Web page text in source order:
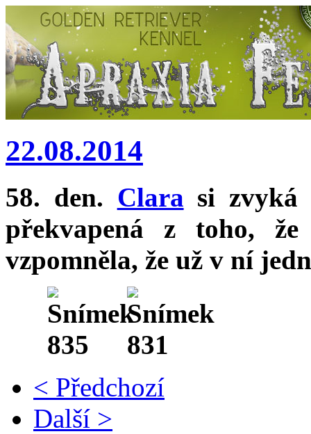
22.08.2014
58. den. Clara si zvyká
překvapená z toho,
vzpomněla, že už v ní
< Předchozí
Další >